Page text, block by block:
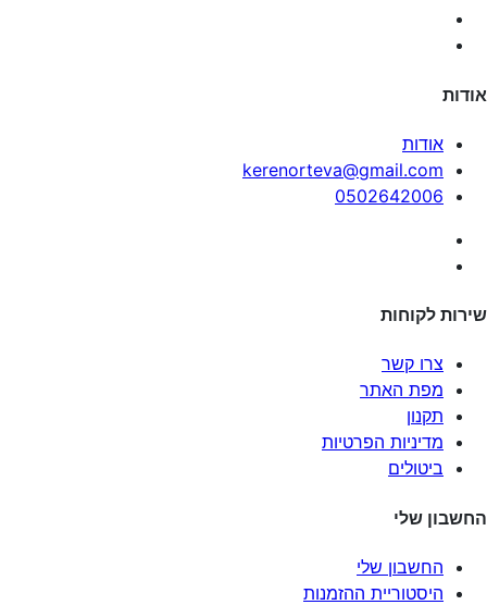
אודות
אודות
kerenorteva@gmail.com
0502642006
שירות לקוחות
צרו קשר
מפת האתר
תקנון
מדיניות הפרטיות
ביטולים
החשבון שלי
החשבון שלי
היסטוריית ההזמנות